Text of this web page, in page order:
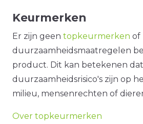
Keurmerken
Er zijn geen topkeurmerken of
duurzaamheidsmaatregelen
product. Dit kan betekenen
duurzaamheidsrisico's zijn op
milieu, mensenrechten of
Over topkeurmerken